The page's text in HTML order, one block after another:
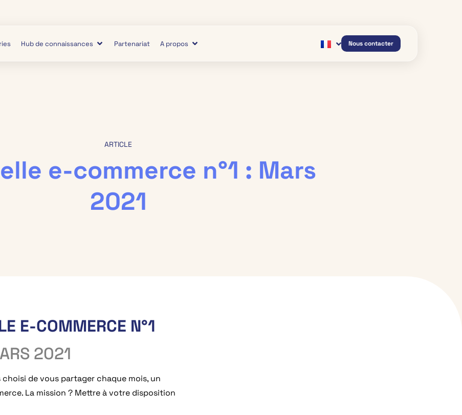
Hub de connaissances Partenariat A propos Nous contacter
ARTICLE
e-commerce n°1 : Mars
2021
E-COMMERCE N°1
2021
choisi de vous partager chaque mois, un
La mission ? Mettre à votre disposition